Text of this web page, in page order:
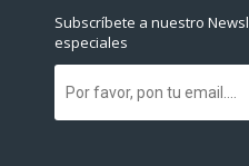
Subscríbete a nuestro
especiales